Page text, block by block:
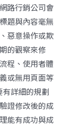
路行銷公司會
題與內容毫無
惡意操作或欺
的觀察來修
程、使用者體
或無用頁面等
詳細的規劃
證修改後的成
能有成功與成